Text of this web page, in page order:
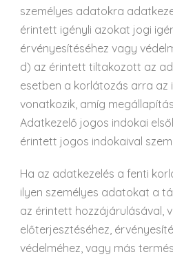
személyes adatokra
érintett igényli azokat jogi
érvényesítéséhez vagy
d) az érintett tiltakozott az
esetben a korlátozás arra
vonatkozik, amíg
Adatkezelő jogos indokai
érintett jogos indokaival
Ha az adatkezelés a fenti
ilyen személyes adatokat a
az érintett hozzájárulásával,
előterjesztéséhez,
védelméhez, vagy más